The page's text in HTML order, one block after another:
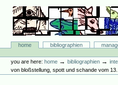
content.
navigation
Bibliographie-Portal
Sectionshome bibliographien
tools
you are here: home →bibliographien →
von bloßstellung, spott und schande vom